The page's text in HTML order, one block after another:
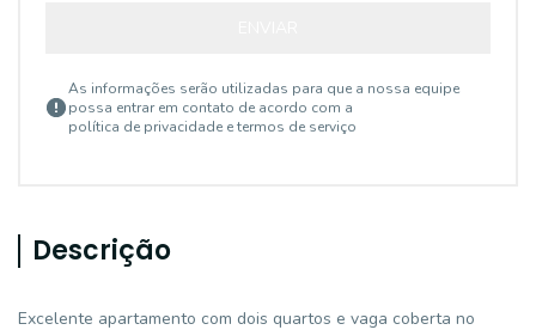
As informações serão utilizadas para que a nossa equipe
possa entrar em contato de acordo com a
política de privacidade e termos de serviço
Descrição
Excelente apartamento com dois quartos e vaga coberta no